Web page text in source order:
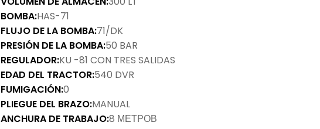
BOMBA:HAS-71
FLUJO DE LA BOMBA:71/DK
PRESIÓN DE LA BOMBA:50 BAR
REGULADOR:KU -81 CON TRES SALIDAS
EDAD DEL TRACTOR:540 DVR
FUMIGACIÓN:0
PLIEGUE DEL BRAZO:MANUAL
ANCHURA DE TRABAJO:8 МЕТРОВ